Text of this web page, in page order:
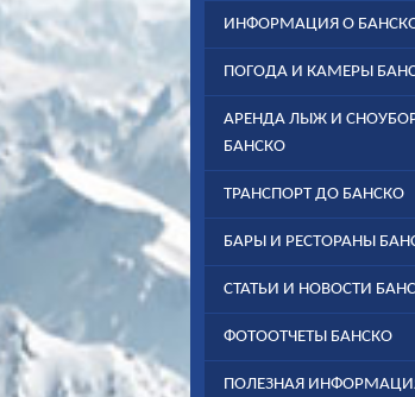
ИНФОРМАЦИЯ О
ПОГОДА И КАМЕРЫ
АРЕНДА ЛЫЖ И
БАНСКО
ТРАНСПОРТ ДО БАНСКО
БАРЫ И РЕСТОРАНЫ
СТАТЬИ И НОВОСТИ
ФОТООТЧЕТЫ БАНСКО
ПОЛЕЗНАЯ